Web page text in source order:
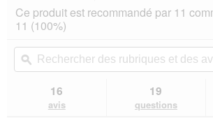
sur
5
les
avis
ACANA
Puppy
action
vous
vers
les
avis.
Ce produit est recommandé par 11
11 (100%)
Rechercher
des
rubriques
ϙ
16
avis
19
questions